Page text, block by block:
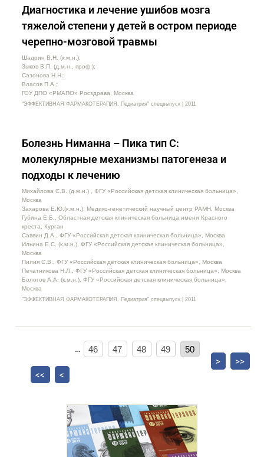
Диагностика и лечение ушибов мозга
тяжелой степени у детей в остром периоде
черепно-мозговой травмы
Шадрин В.Н. (к.м.н.);
Зыков В.П. (д.м.н., проф.);
Сазонова Н.Н.;
Власов П.А.;
ГОУ ДПО «РМАПО» Росздрава, Москва
"ЭФФЕКТИВНАЯ ФАРМАКОТЕРАПИЯ. Педиатрия" спецвыпуск | 2011
Болезнь Ниманна – Пика тип С:
молекулярные механизмы патогенеза и
подходы к лечению
Михайлова С.В. (д.м.н.) , ФГУ «Российская детская клиническая больница»,
Москва
Захарова Е.Ю.(к.м.н.), Медико-генетический научный центр РАМН, Москва
Губина Е.Б., Областная детская клиническая больница имени Красного
креста, Курган
Саввин Д.А., ФГУ «Российская детская клиническая больница», Москва
Ильина Е.С. (к.м.н.), ФГУ «Российская детская клиническая больница»,
Москва
Пилия С.В., ФГУ «Российская детская клиническая больница», Москва
Печатникова Н.Л., ФГУ «Российская детская клиническая больница», Москва
Бологов А.А. (к.м.н.), ФГУ «Российская детская клиническая больница»,
Москва
"ЭФФЕКТИВНАЯ ФАРМАКОТЕРАПИЯ. Педиатрия" спецвыпуск | 2011
<< <
… 46 47 48 49 50
> >>